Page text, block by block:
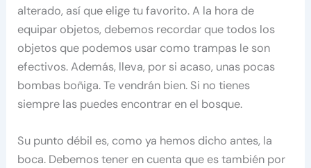
alterado, así que elige tu favorito. A la hora de
equipar objetos, debemos recordar que todos los
objetos que podemos usar como trampas le son
efectivos. Además, lleva, por si acaso, unas pocas
bombas boñiga. Te vendrán bien. Si no tienes
siempre las puedes encontrar en el bosque.
Su punto débil es, como ya hemos dicho antes, la
boca. Debemos tener en cuenta que es también por